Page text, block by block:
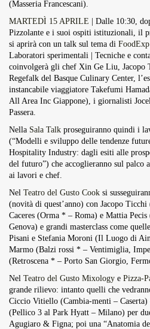
(Masseria Francescani).
MARTEDÌ 15 APRILE | Dalle 10:30,
Pizzolante e i suoi ospiti istituzionali, il
si aprirà con un talk sul tema di
Laboratori sperimentali | Tecniche e
coinvolgerà gli chef Xin Ge Liu, Jacopo
Regefalk del Basque Culinary Center,
instancabile viaggiatore Takefumi
All Area Inc Giappone), i giornalisti
Passera.
Nella Sala Talk proseguiranno quindi i
(“Modelli e sviluppo delle tendenze
Hospitality Industry: dagli esiti alle
del futuro”) che accoglieranno sul
ai lavori e chef.
Nel Teatro del Gusto Cook si
(novità di quest’anno) con Jacopo
Caceres (Orma * – Roma) e Mattia
Genova) e grandi masterclass come
Pisani e Stefania Moroni (Il Luogo di
Marmo (Balzi rossi * – Ventimiglia,
(Retroscena * – Porto San Giorgio,
Nel Teatro del Gusto Mixology e Pizza-
grande rilievo: intanto quelli che
Ciccio Vitiello (Cambia-menti –
(Pellico 3 al Park Hyatt – Milano) per
Agugiaro & Figna; poi una “Anatomia